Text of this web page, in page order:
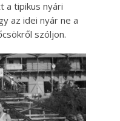
a tipikus nyári
az idei nyár ne a
szóljon.